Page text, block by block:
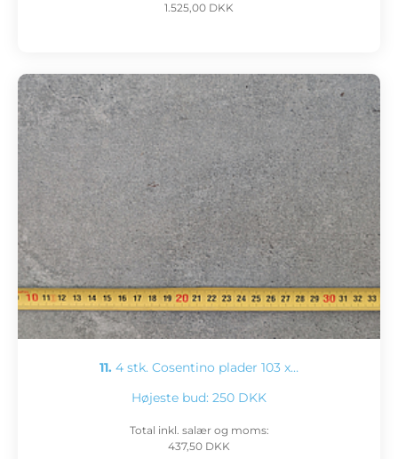
1.525,00 DKK
11. 4 stk. Cosentino plader 103 x…
Højeste bud: 250 DKK
Total inkl. salær og moms:
437,50 DKK